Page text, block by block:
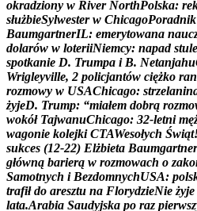
okradziony w River NorthPolska: re
służbieSylwester w ChicagoPoradnik
BaumgartnerIL: emerytowana nauc
dolarów w loteriiNiemcy: napad stule
spotkanie D. Trumpa i B. Netanjahu
Wrigleyville, 2 policjantów ciężko ran
rozmowy w USAChicago: strzelanin
żyjeD. Trump: “miałem dobrą rozmo
wokół TajwanuChicago: 32-letni mę
wagonie kolejki CTAWesołych Świąt
sukces (12-22) Elżbieta Baumgartner
główną barierą w rozmowach o zako
Samotnych i BezdomnychUSA: pols
trafił do aresztu na FlorydzieNie żyje
lata.Arabia Saudyjska po raz pierwsz